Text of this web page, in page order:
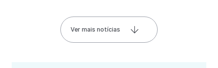
Ver mais notícias